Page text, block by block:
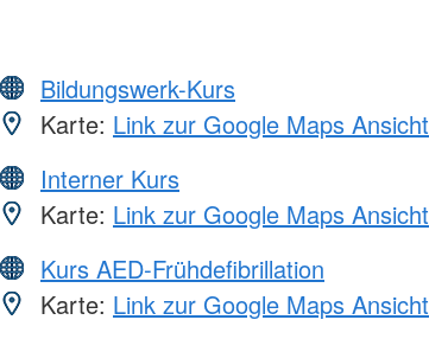
Bildungswerk-Kurs
Karte: Link zur Google Maps Ansicht
Interner Kurs
Karte: Link zur Google Maps Ansicht
Kurs AED-Frühdefibrillation
Karte: Link zur Google Maps Ansicht